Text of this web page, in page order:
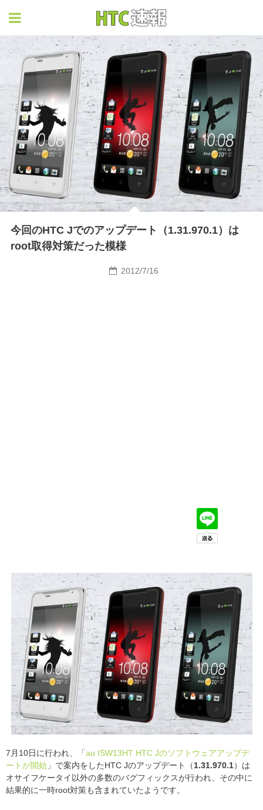
今回のHTC Jでのアップデート（1.31.970.1）は
root取得対策だった模様
2012/7/16
7月10日に行われ、「au ISW13HT HTC Jのソフトウェアアップデ
ートが開始 」で案内をしたHTC Jのアップデート（1.31.970.1）は
オサイフケータイ以外の多数のバグフィックスが行われ、その中に
結果的に一時root対策も含まれていたようです。